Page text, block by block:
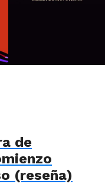
de
(reseña)